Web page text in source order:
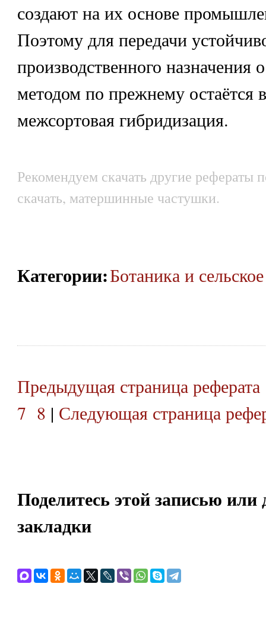
создают на их основе
Поэтому для передачи
производственного назначения
методом по прежнему остаётся
межсортовая гибридизация.
Рекомендуем скачать другие рефераты
скачать, матершинные частушки.
Категории:Ботаника и
Предыдущая страница реферата
7 8 | Следующая страница
Поделитесь этой записью или
закладки